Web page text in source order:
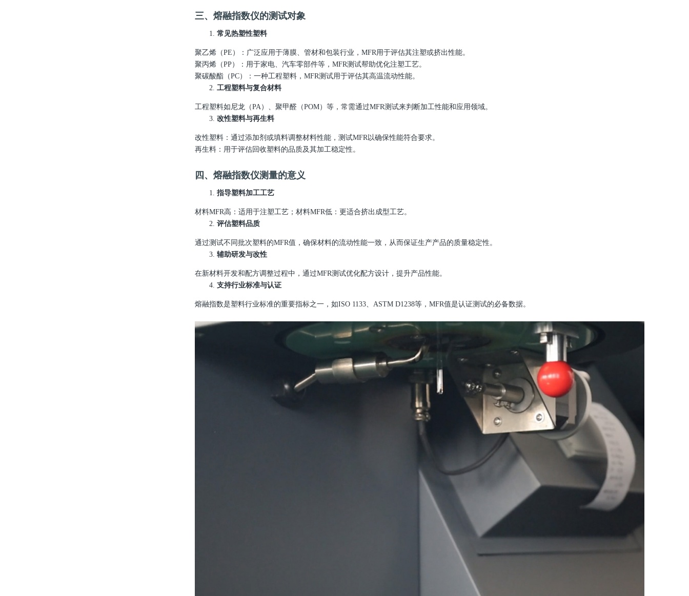
三、熔融指数仪的测试对象
1. 常见热塑性塑料
聚乙烯（PE ）：广泛应用于薄膜、管材和包装行业， MFR 用于评估其注塑或挤出性能。
聚丙烯（PP）：用于家电、汽车零部件等， MFR测试帮助优化注塑工艺。
聚碳酸酯（PC）：一种工程塑料， MFR测试用于评估其高温流动性能。
2. 工程塑料与复合材料
工程塑料如尼龙（PA ）、聚甲醛（POM）等，常需通过MFR测试来判断加工性能和应用领域。
3. 改性塑料与再生料
改性塑料：通过添加剂或填料调整材料性能，测试MFR 以确保性能符合要求。
再生料：用于评估回收塑料的品质及其加工稳定性。
四、熔融指数仪测量的意义
1. 指导塑料加工工艺
材料MFR高：适用于注塑工艺；材料MFR低：更适合挤出成型工艺。
2. 评估塑料品质
通过测试不同批次塑料的MFR值，确保材料的流动性能一致，从而保证生产产品的质量稳定性。
3. 辅助研发与改性
在新材料开发和配方调整过程中，通过MFR测试优化配方设计，提升产品性能。
4. 支持行业标准与认证
熔融指数是塑料行业标准的重要指标之一，如ISO 1133、 ASTM D1238等， MFR值是认证测试的必备数据。